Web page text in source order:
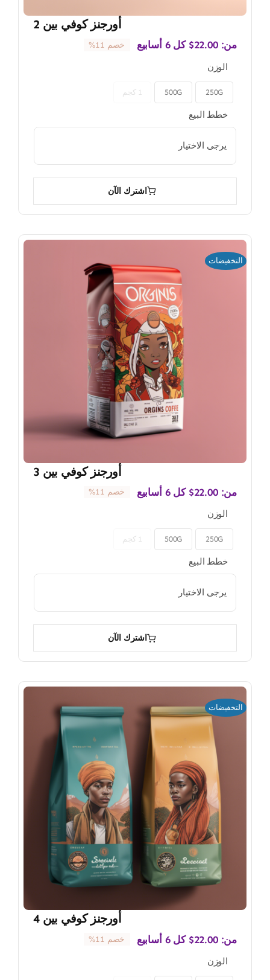
أورجنز كوفي بين 2
من: $22.00 كل 6 أسابيع خصم 11%
الوزن
250G
500G 1 كجم
خطط البيع

اشترك الآن
التخفيضات
أورجنز كوفي بين 3
من: $22.00 كل 6 أسابيع خصم 11%
الوزن
250G
500G 1 كجم
خطط البيع

اشترك الآن
التخفيضات
أورجنز كوفي بين 4
من: $22.00 كل 6 أسابيع خصم 11%
الوزن